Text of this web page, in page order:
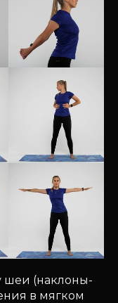
шеи (наклоны-
в мягком